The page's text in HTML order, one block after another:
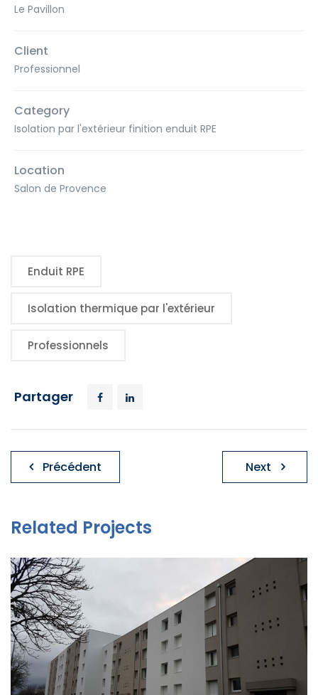
Le Pavillon
Client
Professionnel
Category
Isolation par l'extérieur finition enduit RPE
Location
Salon de Provence
Enduit RPE
Isolation thermique par l'extérieur
Professionnels
Partager
Navigation
dePrécédent Next
Related Projects